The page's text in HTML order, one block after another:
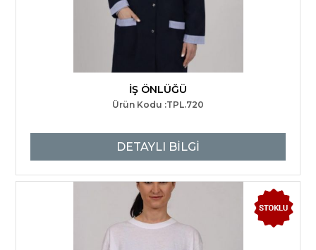
İŞ ÖNLÜĞÜ
Ürün Kodu :TPL.720
DETAYLI BİLGİ